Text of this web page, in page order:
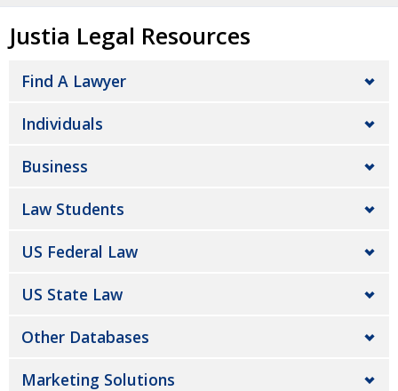
Justia Legal Resources
Find A Lawyer
Individuals
Business
Law Students
US Federal Law
US State Law
Other Databases
Marketing Solutions